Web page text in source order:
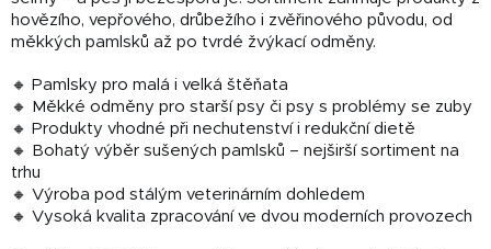
hovězího, vepřového, drůbežího i zvěřinového původu, od
měkkých pamlsků až po tvrdé žvýkací odměny.
🔸 Pamlsky pro malá i velká štěňata
🔸 Měkké odměny pro starší psy či psy s problémy se zuby
🔸 Produkty vhodné při nechutenství i redukční dietě
🔸 Bohatý výběr sušených pamlsků – nejširší sortiment na
trhu
🔸 Výroba pod stálým veterinárním dohledem
🔸 Vysoká kvalita zpracování ve dvou moderních provozech